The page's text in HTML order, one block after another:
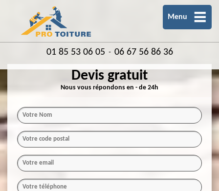
Menu
01 85 53 06 05 - 06 67 56 86 36
Devis gratuit
Nous vous répondons en - de 24h